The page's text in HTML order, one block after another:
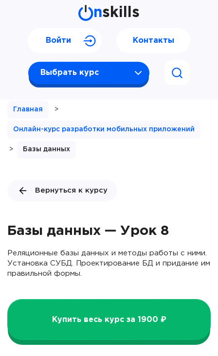
nskills
Выбрать курс
Войти Контакты
Главная >
Онлайн-курс разработки мобильных приложений
> Базы данных
Вернуться к курсу
Базы данных — Урок 8
Реляционные базы данных и методы работы с ними.
Установка СУБД. Проектирование БД и придание им
правильной формы.
Купить весь курс за 1900 ₽